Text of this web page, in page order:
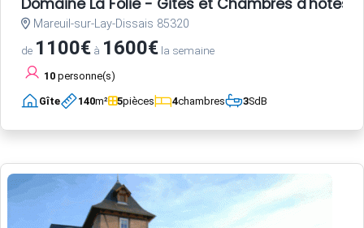
Domaine La Folie - Gites et Chambres d'hôtes à
Mareuil-sur-Lay-Dissais 85320
de 1100€ à 1600€ la semaine
10 personne(s)
Gîte 140m² 5pièces 4chambres 3SdB